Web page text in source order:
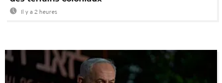
Il y a 2 heures